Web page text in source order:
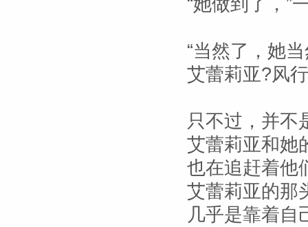
“她做到了，”
“当然了，她
艾蕾莉亚?风
只不过，并不
艾蕾莉亚和她
也在追赶着他
艾蕾莉亚的那
几乎是靠着自